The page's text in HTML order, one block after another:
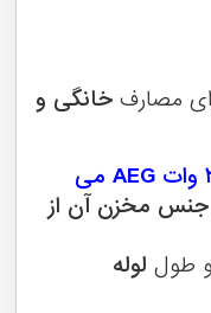
مصارفخانگی و
یک موتور و قدرت آن ۲۰۰۰ وات AEG می
مخزن آن از
لوله